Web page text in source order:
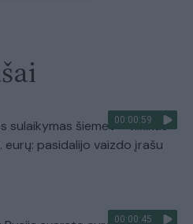
00:00:59
sulaikymas šiemet – vilkikas
eurų: pasidalijo vaizdo įrašu
00:00:45